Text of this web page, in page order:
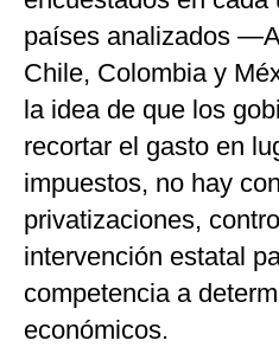
países analizados
Chile, Colombia y
la idea de que los
recortar el gasto en
impuestos, no hay
privatizaciones,
intervención estatal
competencia a
económicos.